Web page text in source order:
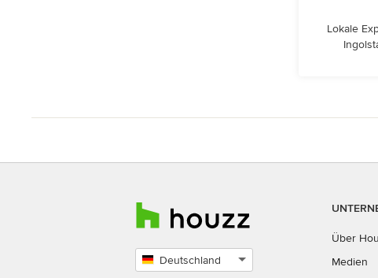
Lokale
Deutschland
Über
Medien